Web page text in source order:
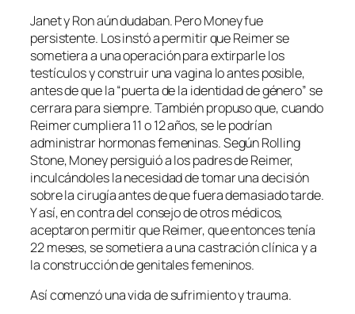
Janet y Ron aún dudaban. Pero Money fue
persistente. Los instó a permitir que Reimer se
sometiera a una operación para extirparle los
testículos y construir una vagina lo antes posible,
antes de que la “puerta de la identidad de género” se
cerrara para siempre. También propuso que, cuando
Reimer cumpliera 11 o 12 años, se le podrían
administrar hormonas femeninas. Según Rolling
Stone, Money persiguió a los padres de Reimer,
inculcándoles la necesidad de tomar una decisión
sobre la cirugía antes de que fuera demasiado tarde.
Y así, en contra del consejo de otros médicos,
aceptaron permitir que Reimer, que entonces tenía
22 meses, se sometiera a una castración clínica y a
la construcción de genitales femeninos.
Así comenzó una vida de sufrimiento y trauma.